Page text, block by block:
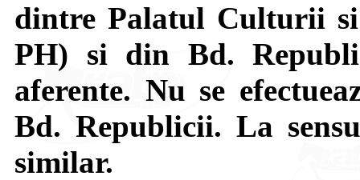
dintre Palatul Culturii
PH) si din Bd.
aferente. Nu se
Bd. Republicii. La
similar.